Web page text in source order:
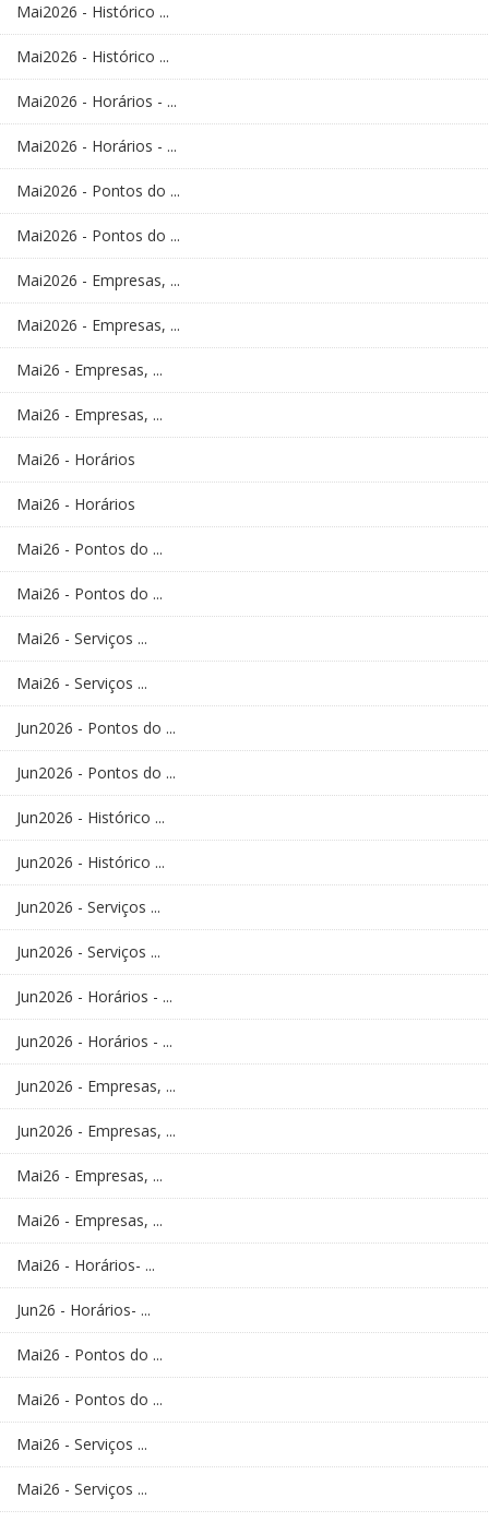
Mai2026 - Histórico ...
Mai2026 - Histórico ...
Mai2026 - Horários - ...
Mai2026 - Horários - ...
Mai2026 - Pontos do ...
Mai2026 - Pontos do ...
Mai2026 - Empresas, ...
Mai2026 - Empresas, ...
Mai26 - Empresas, ...
Mai26 - Empresas, ...
Mai26 - Horários
Mai26 - Horários
Mai26 - Pontos do ...
Mai26 - Pontos do ...
Mai26 - Serviços ...
Mai26 - Serviços ...
Jun2026 - Pontos do ...
Jun2026 - Pontos do ...
Jun2026 - Histórico ...
Jun2026 - Histórico ...
Jun2026 - Serviços ...
Jun2026 - Serviços ...
Jun2026 - Horários - ...
Jun2026 - Horários - ...
Jun2026 - Empresas, ...
Jun2026 - Empresas, ...
Mai26 - Empresas, ...
Mai26 - Empresas, ...
Mai26 - Horários- ...
Jun26 - Horários- ...
Mai26 - Pontos do ...
Mai26 - Pontos do ...
Mai26 - Serviços ...
Mai26 - Serviços ...